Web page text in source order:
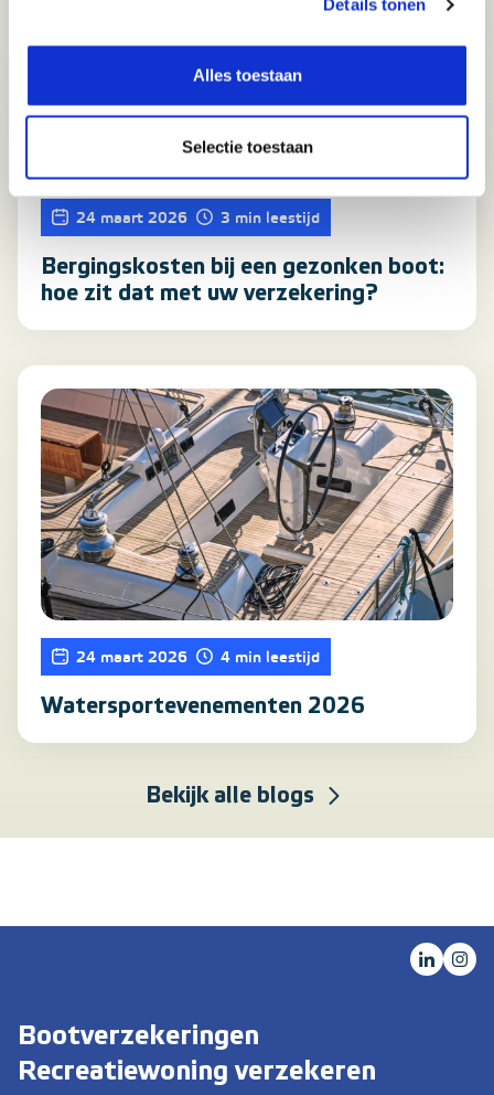
Details tonen
Alles toestaan
Selectie toestaan
24 maart 2026 3 min leestijd
Bergingskosten bij een gezonken boot:
hoe zit dat met uw verzekering?
24 maart 2026 4 min leestijd
Watersportevenementen 2026
Bekijk alle blogs
Bootverzekeringen
Recreatiewoning verzekeren